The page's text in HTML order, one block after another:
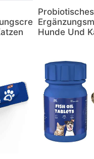
Hunde Und